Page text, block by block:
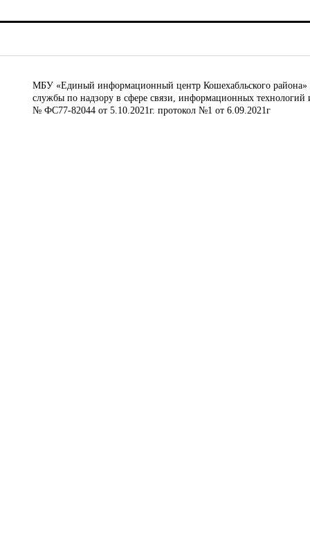
МБУ «Единый информационный центр Кошехабльского района»
службы по надзору в сфере связи, информационных
№ ФС77-82044 от 5.10.2021г. протокол №1 от 6.09.2021г